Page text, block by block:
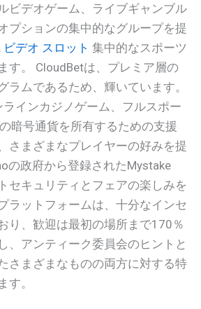
ビデオゲーム、ライブギャンブル
プションの集中的なグループを提
デオ スロット 集中的なスポーツ
す。 CloudBetは、プレミア層の
ラムであるため、輝いています。
インカジノゲーム、フルスポー
暗号通貨を所有するための支援
さまざまなプレイヤーの好みを提
の政府から登録されたMystake
セキュリティとフェアの楽しみを
ラットフォームは、十分なインセ
り、歓迎は最初の場所まで170％
、アンティーク委員会のヒントと
さまざまなものの両方に対する特
す。